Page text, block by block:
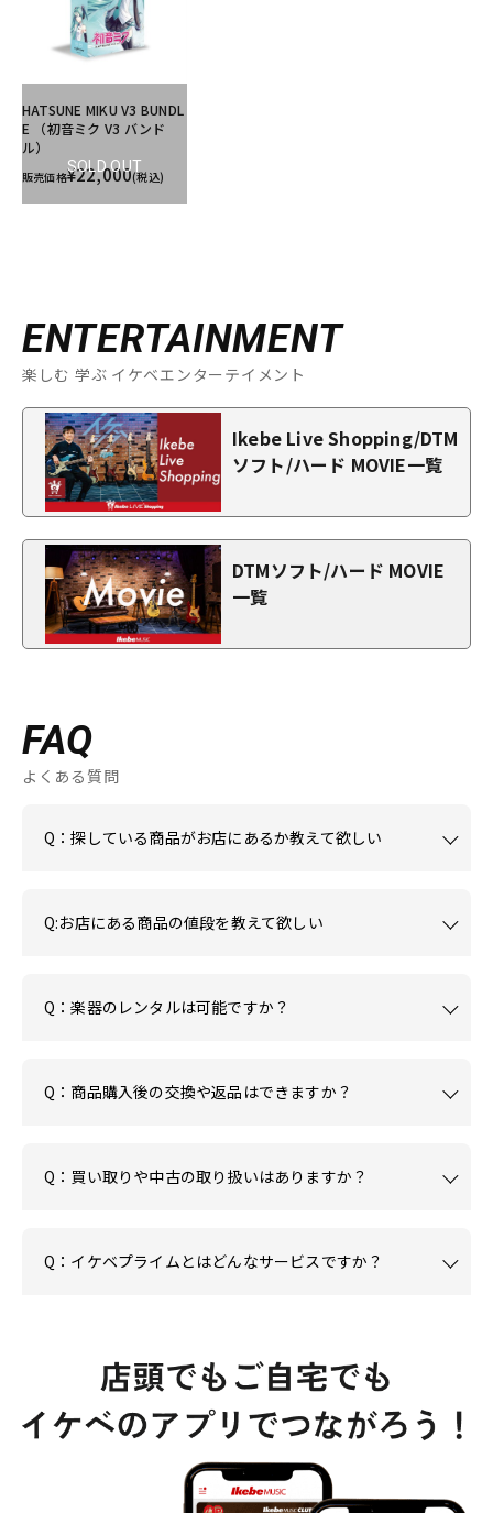
SOLD OUT
HATSUNE MIKU V3 BUNDL
E （初音ミク V3 バンド
ル）
販売価格¥22,000(税込)
ENTERTAINMENT
楽しむ 学ぶ イケベエンターテイメント
Ikebe Live Shopping/DTM
ソフト/ハード MOVIE一覧
DTMソフト/ハード MOVIE
一覧
FAQ
よくある質問
Q：探している商品がお店にあるか教えて欲しい
Q:お店にある商品の値段を教えて欲しい
Q：楽器のレンタルは可能ですか？
Q：商品購入後の交換や返品はできますか？
Q：買い取りや中古の取り扱いはありますか？
Q：イケベプライムとはどんなサービスですか？